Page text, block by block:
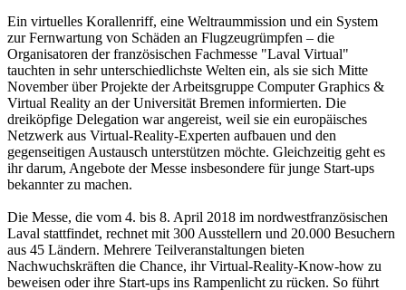
Ein virtuelles Korallenriff, eine Weltraummission und ein System
zur Fernwartung von Schäden an Flugzeugrümpfen – die
Organisatoren der französischen Fachmesse "Laval Virtual"
tauchten in sehr unterschiedlichste Welten ein, als sie sich Mitte
November über Projekte der Arbeitsgruppe Computer Graphics &
Virtual Reality an der Universität Bremen informierten. Die
dreiköpfige Delegation war angereist, weil sie ein europäisches
Netzwerk aus Virtual-Reality-Experten aufbauen und den
gegenseitigen Austausch unterstützen möchte. Gleichzeitig geht es
ihr darum, Angebote der Messe insbesondere für junge Start-ups
bekannter zu machen.
Die Messe, die vom 4. bis 8. April 2018 im nordwestfranzösischen
Laval stattfindet, rechnet mit 300 Ausstellern und 20.000 Besuchern
aus 45 Ländern. Mehrere Teilveranstaltungen bieten
Nachwuchskräften die Chance, ihr Virtual-Reality-Know-how zu
beweisen oder ihre Start-ups ins Rampenlicht zu rücken. So führt